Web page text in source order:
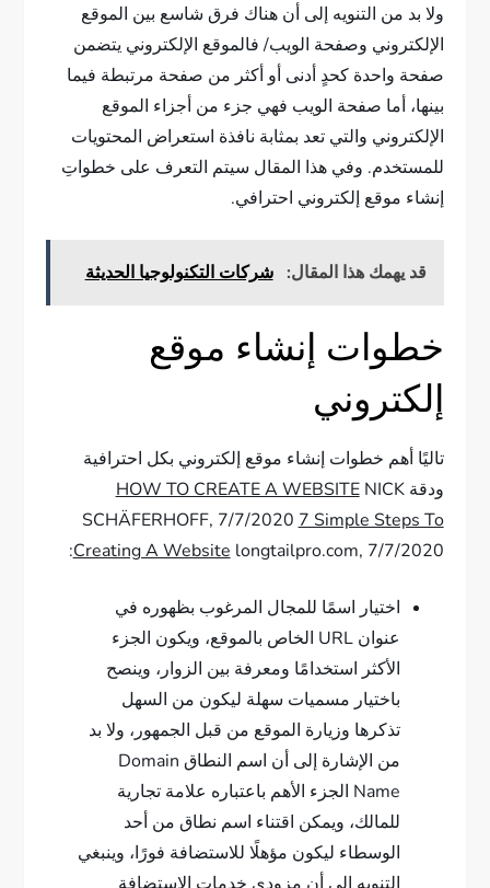
ولا بد من التنويه إلى أن هناك فرق شاسع بين الموقع
الإلكتروني وصفحة الويب/ فالموقع الإلكتروني يتضمن
صفحة واحدة كحدٍ أدنى أو أكثر من صفحة مرتبطة فيما
بينها، أما صفحة الويب فهي جزء من أجزاء الموقع
الإلكتروني والتي تعد بمثابة نافذة استعراض المحتويات
للمستخدم. وفي هذا المقال سيتم التعرف على خطواتِ
إنشاء موقع إلكتروني احترافي.
قد يهمك هذا المقال: شركات التكنولوجيا الحديثة
خطوات إنشاء موقع
إلكتروني
تاليًا أهم خطوات إنشاء موقع إلكتروني بكل احترافية
ودقة
HOW TO CREATE A WEBSITENICK
SCHÄFERHOFF, 7/7/2020 7 Simple Steps To
Creating A Website longtailpro.com, 7/7/2020:
اختيار اسمًا للمجال المرغوب بظهوره في
عنوان URL الخاص بالموقع، ويكون الجزء
الأكثر استخدامًا ومعرفة بين الزوار، وينصح
باختيار مسميات سهلة ليكون من السهل
تذكرها وزيارة الموقع من قبل الجمهور، ولا بد
من الإشارة إلى أن اسم النطاق Domain
Name الجزء الأهم باعتباره علامة تجارية
للمالك، ويمكن اقتناء اسم نطاق من أحد
الوسطاء ليكون مؤهلًا للاستضافة فورًا، وينبغي